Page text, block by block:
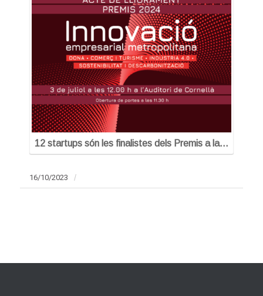
12 startups són les finalistes dels Premis a la…
16/10/2023 /